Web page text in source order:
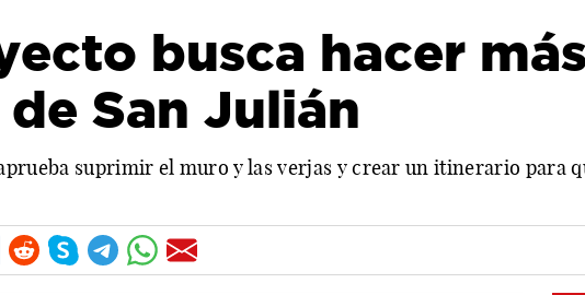
busca hacer
San Julián
suprimir el muro y las verjas y crear un itinerario para